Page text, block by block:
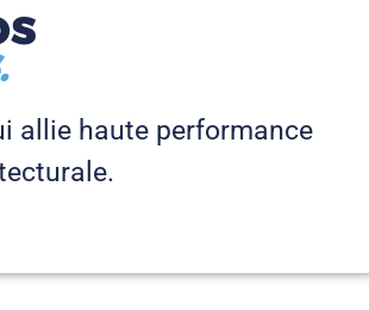
allie haute performance